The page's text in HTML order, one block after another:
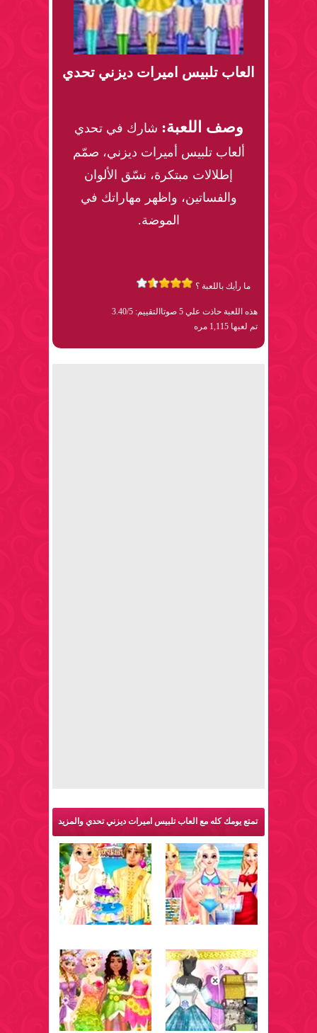
العاب تلبيس اميرات ديزني تحدي
وصف اللعبة: شارك في تحدي
ألعاب تلبيس أميرات ديزني، صمّم
إطلالات مبتكرة، نسّق الألوان
والفساتين، واظهر مهاراتك في
الموضة.
ما رأيك باللعبة ؟
هذه اللعبة حاذت علي 5 صوتا
التقييم: 3.40/5
تم لعبها 1,115 مره
تمتع يومك كله مع العاب تلبيس اميرات ديزني تحدي والمزيد
من ألعاب اميرات: